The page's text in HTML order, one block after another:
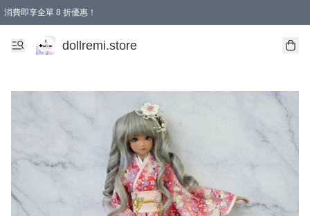
消費即享全單 8 折優惠！
購物滿 HKD 1500.00即享免運費優惠！（適用於 本地送貨、本地取貨、國際送貨 )
dollremi.store